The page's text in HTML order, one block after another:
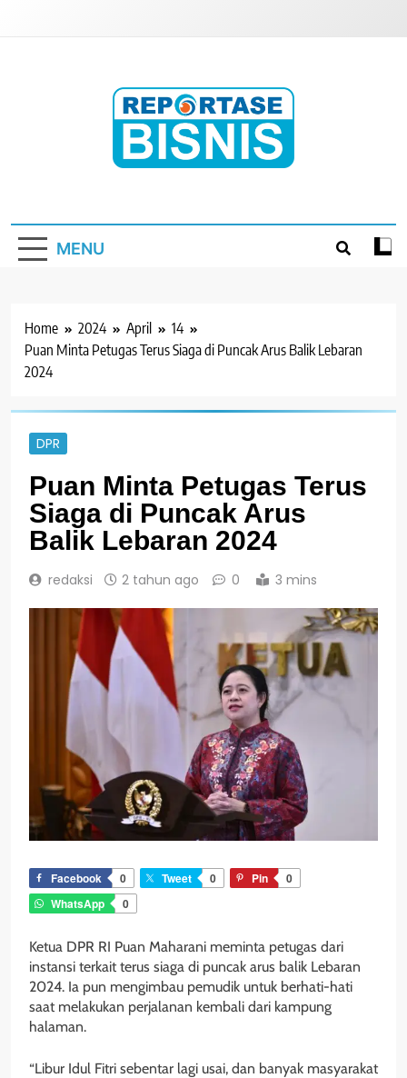
MENU
Home 2024 April
14
Puan Minta Petugas Terus Siaga di Puncak Arus Balik Lebaran
2024
DPR
Puan Minta Petugas Terus
Siaga di Puncak Arus
Balik Lebaran 2024
redaksi 2 tahun ago 0 3 mins
Facebook 0 Tweet 0 Pin
0
WhatsApp
0
Ketua DPR RI Puan Maharani meminta petugas dari
instansi terkait terus siaga di puncak arus balik Lebaran
2024. Ia pun mengimbau pemudik untuk berhati-hati
saat melakukan perjalanan kembali dari kampung
halaman.
“Libur Idul Fitri sebentar lagi usai, dan banyak masyarakat